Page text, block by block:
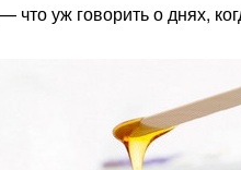
что уж говорить о днях,